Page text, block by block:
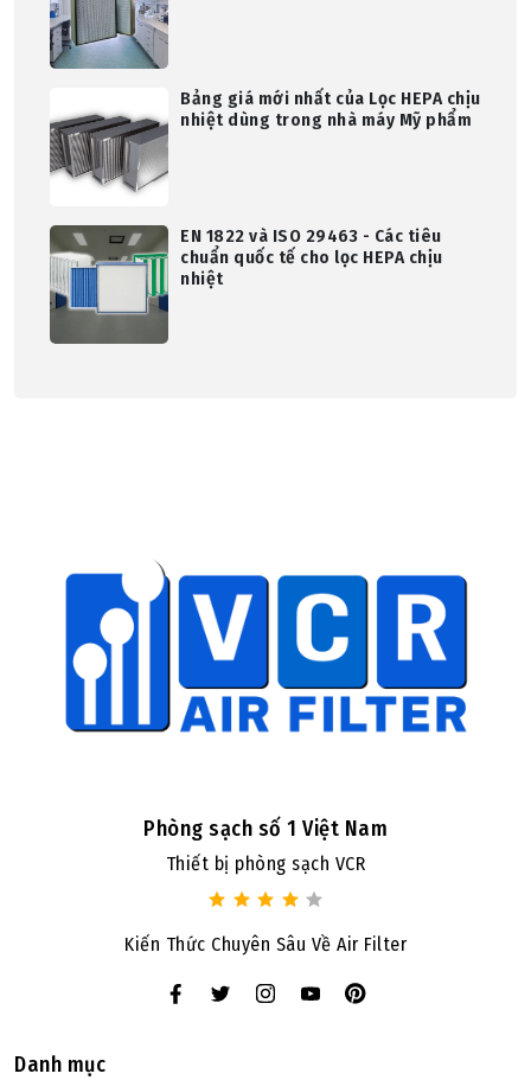
Bảng giá mới nhất của Lọc HEPA chịu
nhiệt dùng trong nhà máy Mỹ phẩm
EN 1822 và ISO 29463 - Các tiêu
chuẩn quốc tế cho lọc HEPA chịu
nhiệt
Phòng sạch số 1 Việt Nam
Thiết bị phòng sạch VCR
Kiến Thức Chuyên Sâu Về Air Filter
Danh mục